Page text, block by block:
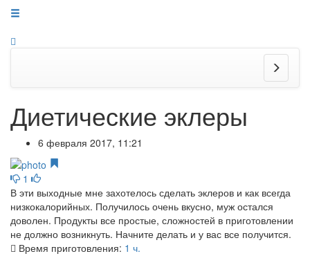
Диетические эклеры
6 февраля 2017, 11:21
1
В эти выходные мне захотелось сделать эклеров и как всегда
низкокалорийных. Получилось очень вкусно, муж остался
доволен. Продукты все простые, сложностей в приготовлении
не должно возникнуть. Начните делать и у вас все получится.
Время приготовления: 1 ч.